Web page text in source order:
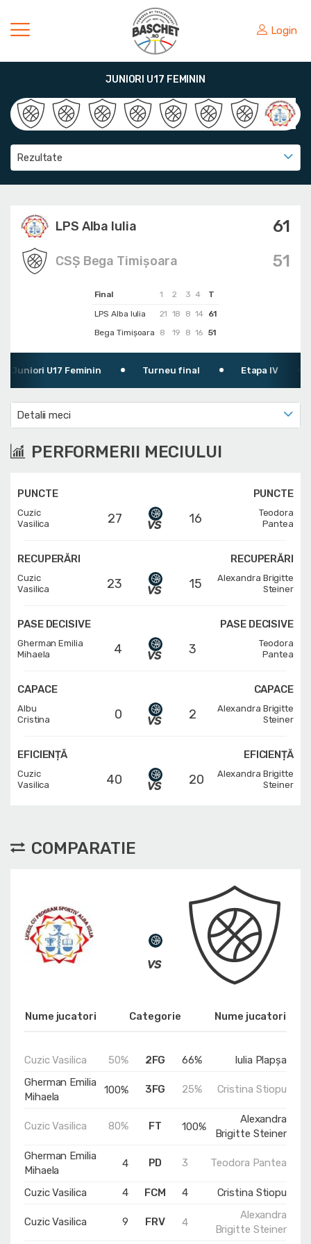
Login
JUNIORI U17 FEMININ
Rezultate
LPS Alba Iulia 61
Final 1 2 3 4
T
LPS Alba Iulia
21 18 8 14 61
Bega Timișoara
8 19 8 16 51
51
CSȘ Bega Timișoara
U17 Feminin Turneu final Etapa IV
Detalii meci
PERFORMERII MECIULUI
PUNCTE
Cuzic
Vasilica
27
PUNCTE
16
Teodora
Pantea
RECUPERĂRI
Cuzic
Vasilica
23
RECUPERĂRI
15
Alexandra Brigitte
Steiner
PASE DECISIVE
Gherman Emilia
Mihaela
4
PASE DECISIVE
3
Teodora
Pantea
CAPACE
Albu
Cristina
0
CAPACE
2
Alexandra Brigitte
Steiner
EFICIENȚĂ
Cuzic
Vasilica
40
EFICIENȚĂ
20
Alexandra Brigitte
Steiner
COMPARATIE
Nume jucatori Categorie Nume jucatori
Cuzic Vasilica 50% 2FG 66%
Iulia Plapșa
Gherman Emilia
Mihaela
100% 3FG 25% Cristina Stiopu
Cuzic Vasilica 80% FT 100%
Alexandra
Brigitte Steiner
Gherman Emilia
Mihaela
4 PD 3 Teodora Pantea
Cuzic Vasilica 4 FCM 4 Cristina Stiopu
Cuzic Vasilica 9 FRV 4
Alexandra
Brigitte Steiner